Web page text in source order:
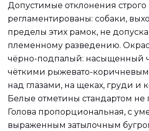
Допустимые отклонения строго
регламентированы: собаки,
пределы этих рамок, не
племенному разведению.
чёрно-подпалый: насыщенный
чёткими рыжевато-
над глазами, на щеках, груди и
Белые отметины стандартом не
Голова пропорциональная, с
выраженным затылочным